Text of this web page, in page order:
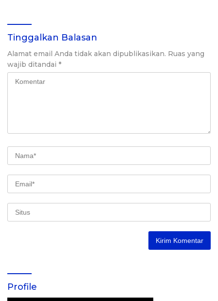
Tinggalkan Balasan
Alamat email Anda tidak akan dipublikasikan. Ruas yang
wajib ditandai *
Profile